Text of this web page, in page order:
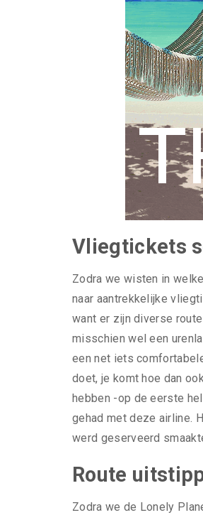
Vliegtickets
Zodra we wisten in
naar aantrekkelijke
want er zijn diverse
misschien wel een
een net iets
doet, je komt hoe dan
hebben -op de eerste
gehad met deze airline.
werd geserveerd
Route
Zodra we de Lonely